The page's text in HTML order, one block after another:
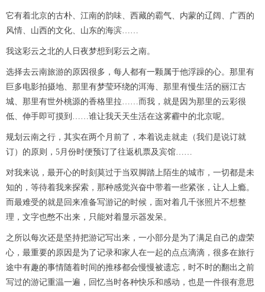
它有着北京的古朴、江南的韵味、西藏的霸气、内蒙的辽阔、广西的
风情、山西的文化、山东的海滨……
我这彩云之北的人日夜梦想到彩云之南。
选择去云南旅游的原因很多，每人都有一颗属于他浮躁的心。那里有
巨多电影拍摄地、那里有梦莹环绕的洱海、那里有慢生活的丽江古
城、那里有世外桃源的香格里拉……而我，就是因为那里的云彩很
低、伸手即可摸到……谁让我天天生活在这雾霾中的北京呢。
规划云南之行，其实在两个月前了，本着说走就走（我们是说订就
订）的原则，5月份时便预订了往返机票及宾馆……
对我来说，最开心的时刻莫过于当双脚踏上陌生的城市，一切都是未
知的，等待着我来探索，那种感觉兴奋中带着一些紧张，让人上瘾。
而最难受的就是回来准备写游记的时候，面对着几千张照片不想整
理，文字也憋不出来，只能对着显示器发呆。
之所以每次还是坚持把游记写出来，一小部分是为了满足自己的虚荣
心，最重要的原因是为了记录和家人在一起的点点滴滴，很多在旅行
途中有趣的事情随着时间的推移都会慢慢被遗忘，时不时的翻出之前
写过的游记重温一遍，回忆当时各种快乐和感动，也是一件很有意思